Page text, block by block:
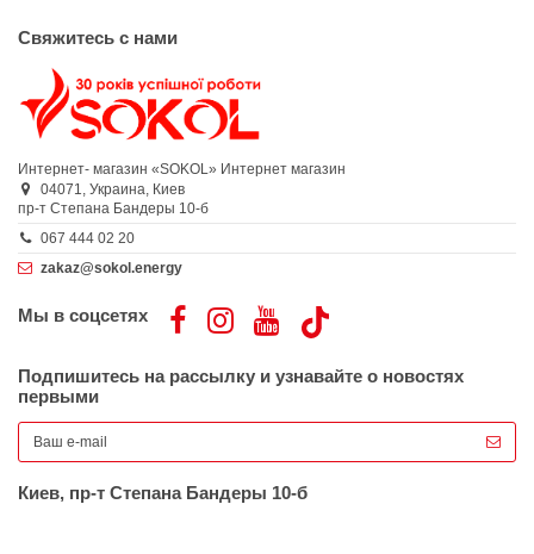
Свяжитесь с нами
Интернет- магазин «SOKOL» Интернет магазин
04071, Украина, Киев
пр-т Степана Бандеры 10-б
067 444 02 20
zakaz@sokol.energy
Мы в соцсетях
Подпишитесь на рассылку и узнавайте о новостях
первыми
Киев, пр-т Степана Бандеры 10-б